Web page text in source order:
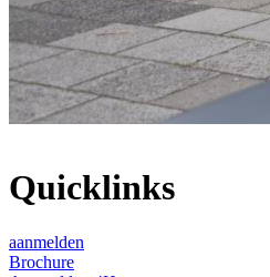
Quicklinks
aanmelden
Brochure